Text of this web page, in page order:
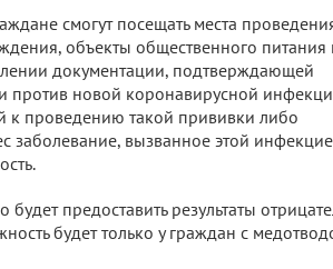
смогут посещать места
объекты общественного питания
документации, подтверждающей
против новой коронавирусной
к проведению такой прививки либо
вызванное этой
предоставить результаты
будет только у граждан с